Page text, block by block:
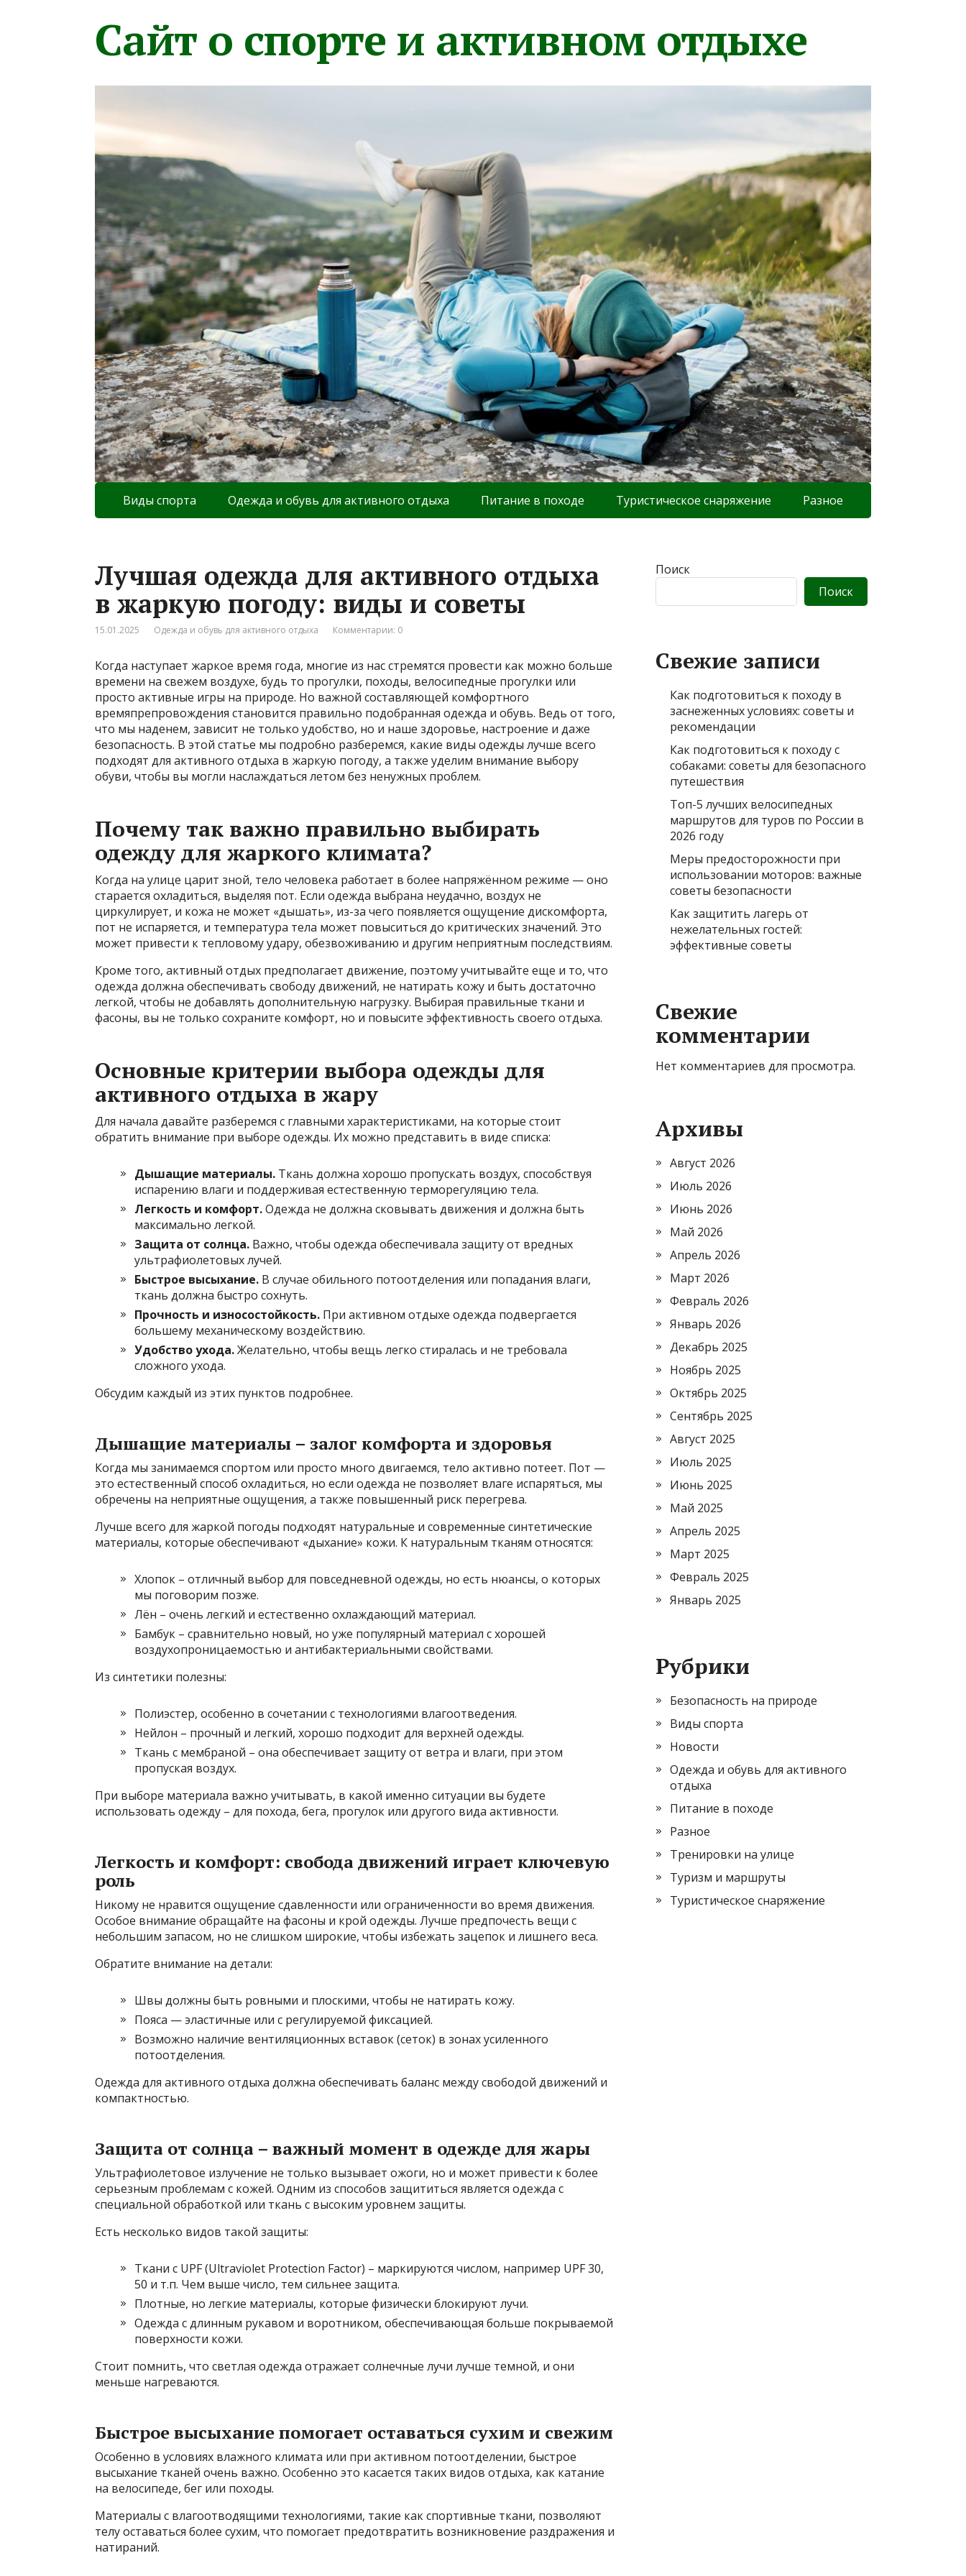
Сайт о спорте и активном отдыхе
Виды спорта Одежда и обувь для активного отдыха Питание в походе Туристическое снаряжение Разное
Лучшая одежда для активного отдыха
в жаркую погоду: виды и советы
15.01.2025 Одежда и обувь для активного отдыха Комментарии: 0
Когда наступает жаркое время года, многие из нас стремятся провести как можно больше
времени на свежем воздухе, будь то прогулки, походы, велосипедные прогулки или
просто активные игры на природе. Но важной составляющей комфортного
времяпрепровождения становится правильно подобранная одежда и обувь. Ведь от того,
что мы наденем, зависит не только удобство, но и наше здоровье, настроение и даже
безопасность. В этой статье мы подробно разберемся, какие виды одежды лучше всего
подходят для активного отдыха в жаркую погоду, а также уделим внимание выбору
обуви, чтобы вы могли наслаждаться летом без ненужных проблем.
Почему так важно правильно выбирать
одежду для жаркого климата?
Когда на улице царит зной, тело человека работает в более напряжённом режиме — оно
старается охладиться, выделяя пот. Если одежда выбрана неудачно, воздух не
циркулирует, и кожа не может «дышать», из-за чего появляется ощущение дискомфорта,
пот не испаряется, и температура тела может повыситься до критических значений. Это
может привести к тепловому удару, обезвоживанию и другим неприятным последствиям.
Кроме того, активный отдых предполагает движение, поэтому учитывайте еще и то, что
одежда должна обеспечивать свободу движений, не натирать кожу и быть достаточно
легкой, чтобы не добавлять дополнительную нагрузку. Выбирая правильные ткани и
фасоны, вы не только сохраните комфорт, но и повысите эффективность своего отдыха.
Основные критерии выбора одежды для
активного отдыха в жару
Для начала давайте разберемся с главными характеристиками, на которые стоит
обратить внимание при выборе одежды. Их можно представить в виде списка:
Дышащие материалы. Ткань должна хорошо пропускать воздух, способствуя
испарению влаги и поддерживая естественную терморегуляцию тела.
Легкость и комфорт.Одежда не должна сковывать движения и должна быть
максимально легкой.
Защита от солнца. Важно, чтобы одежда обеспечивала защиту от вредных
ультрафиолетовых лучей.
Быстрое высыхание. В случае обильного потоотделения или попадания влаги,
ткань должна быстро сохнуть.
Прочность и износостойкость. При активном отдыхе одежда подвергается
большему механическому воздействию.
Удобство ухода.Желательно, чтобы вещь легко стиралась и не требовала
сложного ухода.
Обсудим каждый из этих пунктов подробнее.
Дышащие материалы – залог комфорта и здоровья
Когда мы занимаемся спортом или просто много двигаемся, тело активно потеет. Пот —
это естественный способ охладиться, но если одежда не позволяет влаге испаряться, мы
обречены на неприятные ощущения, а также повышенный риск перегрева.
Лучше всего для жаркой погоды подходят натуральные и современные синтетические
материалы, которые обеспечивают «дыхание» кожи. К натуральным тканям относятся:
Хлопок – отличный выбор для повседневной одежды, но есть нюансы, о которых
мы поговорим позже.
Лён – очень легкий и естественно охлаждающий материал.
Бамбук – сравнительно новый, но уже популярный материал с хорошей
воздухопроницаемостью и антибактериальными свойствами.
Из синтетики полезны:
Полиэстер, особенно в сочетании с технологиями влагоотведения.
Нейлон – прочный и легкий, хорошо подходит для верхней одежды.
Ткань с мембраной – она обеспечивает защиту от ветра и влаги, при этом
пропуская воздух.
При выборе материала важно учитывать, в какой именно ситуации вы будете
использовать одежду – для похода, бега, прогулок или другого вида активности.
Легкость и комфорт: свобода движений играет ключевую
роль
Никому не нравится ощущение сдавленности или ограниченности во время движения.
Особое внимание обращайте на фасоны и крой одежды. Лучше предпочесть вещи с
небольшим запасом, но не слишком широкие, чтобы избежать зацепок и лишнего веса.
Обратите внимание на детали:
Швы должны быть ровными и плоскими, чтобы не натирать кожу.
Пояса — эластичные или с регулируемой фиксацией.
Возможно наличие вентиляционных вставок (сеток) в зонах усиленного
потоотделения.
Одежда для активного отдыха должна обеспечивать баланс между свободой движений и
компактностью.
Защита от солнца – важный момент в одежде для жары
Ультрафиолетовое излучение не только вызывает ожоги, но и может привести к более
серьезным проблемам с кожей. Одним из способов защититься является одежда с
специальной обработкой или ткань с высоким уровнем защиты.
Есть несколько видов такой защиты:
Ткани с UPF (Ultraviolet Protection Factor) – маркируются числом, например UPF 30,
50 и т.п. Чем выше число, тем сильнее защита.
Плотные, но легкие материалы, которые физически блокируют лучи.
Одежда с длинным рукавом и воротником, обеспечивающая больше покрываемой
поверхности кожи.
Стоит помнить, что светлая одежда отражает солнечные лучи лучше темной, и они
меньше нагреваются.
Быстрое высыхание помогает оставаться сухим и свежим
Особенно в условиях влажного климата или при активном потоотделении, быстрое
высыхание тканей очень важно. Особенно это касается таких видов отдыха, как катание
на велосипеде, бег или походы.
Материалы с влагоотводящими технологиями, такие как спортивные ткани, позволяют
телу оставаться более сухим, что помогает предотвратить возникновение раздражения и
натираний.
Поиск
Поиск
Свежие записи
Как подготовиться к походу в
заснеженных условиях: советы и
рекомендации
Как подготовиться к походу с
собаками: советы для безопасного
путешествия
Топ-5 лучших велосипедных
маршрутов для туров по России в
2026 году
Меры предосторожности при
использовании моторов: важные
советы безопасности
Как защитить лагерь от
нежелательных гостей:
эффективные советы
Свежие
комментарии
Нет комментариев для просмотра.
Архивы
Август 2026
Июль 2026
Июнь 2026
Май 2026
Апрель 2026
Март 2026
Февраль 2026
Январь 2026
Декабрь 2025
Ноябрь 2025
Октябрь 2025
Сентябрь 2025
Август 2025
Июль 2025
Июнь 2025
Май 2025
Апрель 2025
Март 2025
Февраль 2025
Январь 2025
Рубрики
Безопасность на природе
Виды спорта
Новости
Одежда и обувь для активного
отдыха
Питание в походе
Разное
Тренировки на улице
Туризм и маршруты
Туристическое снаряжение